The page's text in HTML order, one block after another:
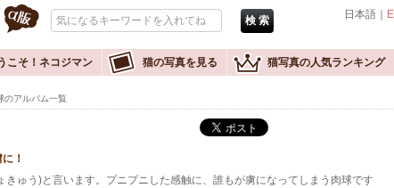
日本語｜
こそ！ネコジマン 猫の写真を見る 猫写真の人気ランキング
のアルバム一覧
！
きゅう)と言います。プニプニした感触に、誰もが虜になってしまう肉球です